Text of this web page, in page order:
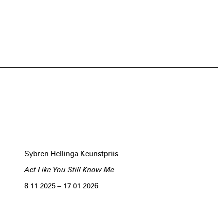
Sybren Hellinga Keunstpriis
Act Like You Still Know Me
8 11 2025 – 17 01 2026